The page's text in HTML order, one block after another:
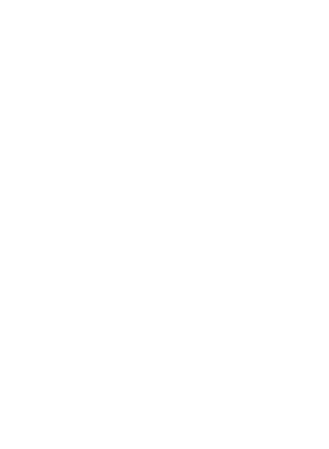
вулиця Київський